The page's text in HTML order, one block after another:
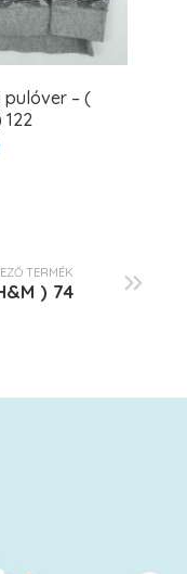
pulóver – (
TERMÉK
) 74